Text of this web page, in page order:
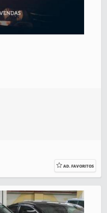
AD. FAVORITOS